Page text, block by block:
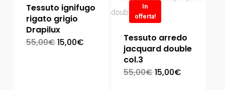
In
offerta!
Tessuto ignifugo
rigato grigio
Drapilux
55,00€15,00€
Tessuto arredo
jacquard double
col.3
55,00€15,00€